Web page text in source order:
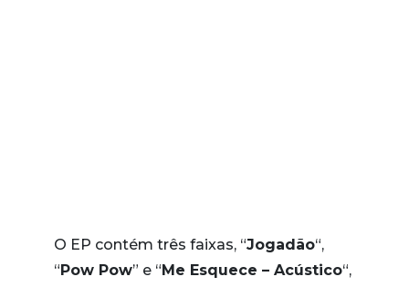
O EP contém três faixas, “Jogadão“,
“Pow Pow” e “Me Esquece – Acústico“,